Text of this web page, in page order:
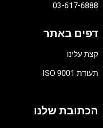
03-617-6888
דפים באתר
קצת עלינו
תעודת ISO 9001
PDF
הכתובת שלנו